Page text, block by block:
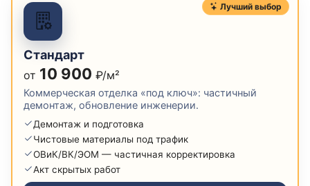
Лучший выбор
Стандарт
от 10 900 ₽/м²
Коммерческая отделка «под ключ»: частичный
демонтаж, обновление инженерии.
Демонтаж и подготовка
Чистовые материалы под трафик
ОВиК/ВК/ЭОМ — частичная корректировка
Акт скрытых работ